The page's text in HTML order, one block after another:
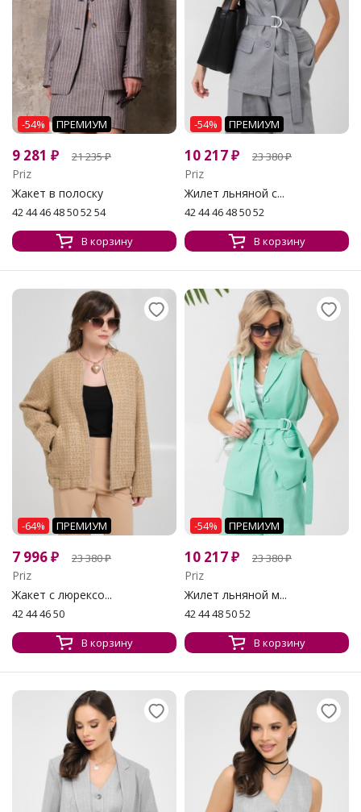
-54% ПРЕМИУМ
9 281 ₽ 21 235₽
Priz
Жакет в полоску
42 44 46 48 50 52 54
В корзину
-54% ПРЕМИУМ
10 217₽ 23 380₽
Priz
Жилет льняной с...
42 44 46 48 50 52
В корзину
-64% ПРЕМИУМ
7 996₽ 23 380₽
Priz
Жакет с люрексо...
42 44 46 50
В корзину
-54% ПРЕМИУМ
10 217₽ 23 380₽
Priz
Жилет льняной м...
42 44 48 50 52
В корзину